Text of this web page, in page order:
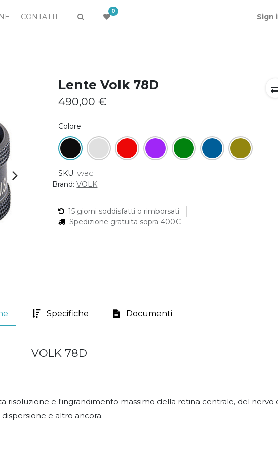
CONTATTI
0
Sign
Lente Volk 78D
490,00 €
Colore
SKU: V78C
Brand: VOLK
15 giorni soddisfatti o rimborsati
Spedizione gratuita sopra 400€
Specifiche Documenti
VOLK 78D
risoluzione e l'ingrandimento massimo della retina centrale, del nervo
e altro ancora.